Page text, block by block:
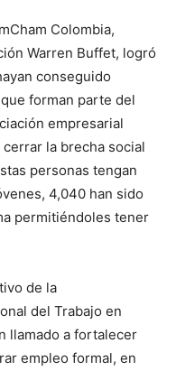
Colombia,
Warren Buffet, logró
conseguido
forman parte del
empresarial
la brecha social
personas tengan
4,040 han sido
permitiéndoles tener
de la
del Trabajo en
llamado a fortalecer
empleo formal, en